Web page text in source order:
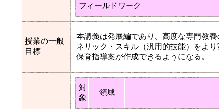
フィールドワーク
授業の一般
目標
本講義は発展編であり、高度な専門教
ネリック・スキル（汎用的技能）をよ
保育指導案が作成できるようになる。
対
象
領域